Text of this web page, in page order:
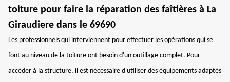
toiture pour faire la réparation des faîtières à La
Giraudiere dans le 69690
Les professionnels qui interviennent pour effectuer les opérations qui se
font au niveau de la toiture ont besoin d'un outillage complet. Pour
accéder à la structure, il est nécessaire d'utiliser des équipements adaptés